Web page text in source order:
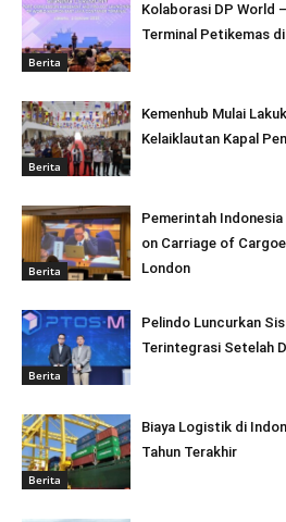
Berita
Kolaborasi DP World
Terminal Petikemas
Berita
Kemenhub Mulai
Kelaiklautan Kapal
Berita
Pemerintah
on Carriage of
London
Berita
Pelindo Luncurkan
Terintegrasi Setelah
Berita
Biaya Logistik di
Tahun Terakhir